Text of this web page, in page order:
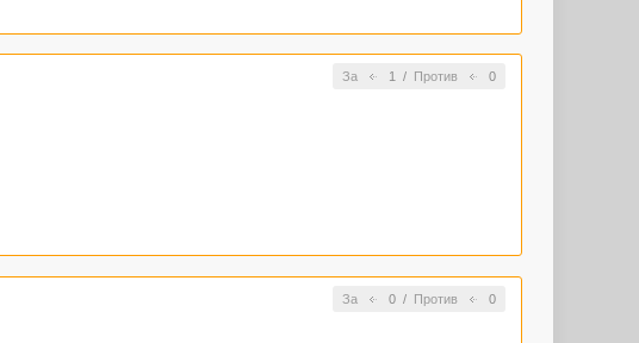
За 1 / Против 0
За 0/ Против 0